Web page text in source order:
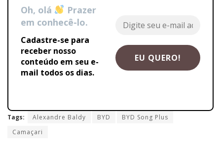
Oh, olá
Prazer
em conhecê-lo.
Cadastre-se para
receber nosso
conteúdo em seu e-
mail todos os dias.
Tags: Alexandre Baldy BYD
BYD Song Plus
Camaçari